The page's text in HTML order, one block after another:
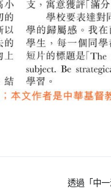
透過「中